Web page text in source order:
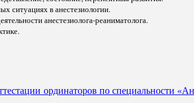
ситуациях в анестезиологии.
анестезиолога-реаниматолога.
ординаторов по специальности